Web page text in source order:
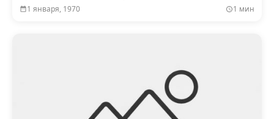
1 января, 1970 1 мин